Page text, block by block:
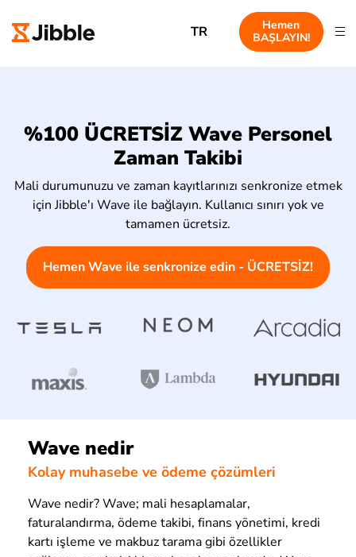
TR
Hemen
BAŞLAYIN!
%100 ÜCRETSİZ Wave Personel
Zaman Takibi
Mali durumunuzu ve zaman kayıtlarınızı senkronize etmek
için Jibble'ı Wave ile bağlayın. Kullanıcı sınırı yok ve
tamamen ücretsiz.
Hemen Wave ile senkronize edin - ÜCRETSİZ!
Wave nedir
Kolay muhasebe ve ödeme çözümleri
Wave nedir? Wave; mali hesaplamalar,
faturalandırma, ödeme takibi, finans yönetimi, kredi
kartı işleme ve makbuz tarama gibi özellikler